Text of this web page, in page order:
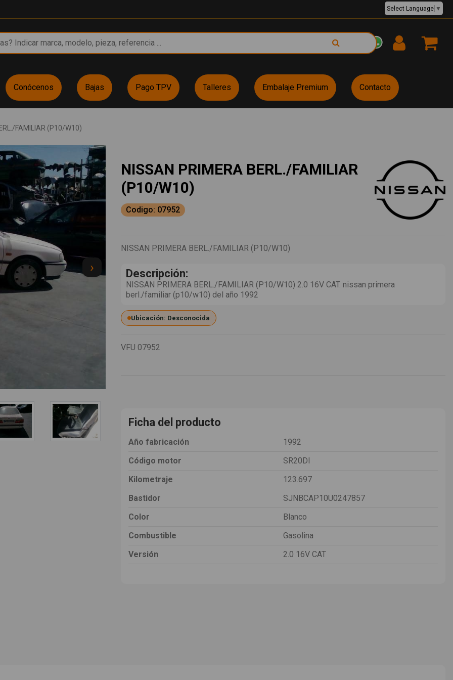
EUR €
Select Language ▼
Conócenos Bajas Pago TPV Talleres Embalaje Premium Contacto
FAMILIAR (P10/W10)
›
NISSAN PRIMERA BERL./FAMILIAR
(P10/W10)
Codigo: 07952
NISSAN PRIMERA BERL./FAMILIAR (P10/W10)
Descripción:
NISSAN PRIMERA BERL./FAMILIAR (P10/W10) 2.0 16V CAT. nissan primera
berl./familiar (p10/w10) del año 1992
Ubicación: Desconocida
VFU 07952
Ficha del producto
Año fabricación
1992
Código motor
SR20DI
Kilometraje
123.697
Bastidor
SJNBCAP10U0247857
Color
Blanco
Combustible
Gasolina
Versión
2.0 16V CAT